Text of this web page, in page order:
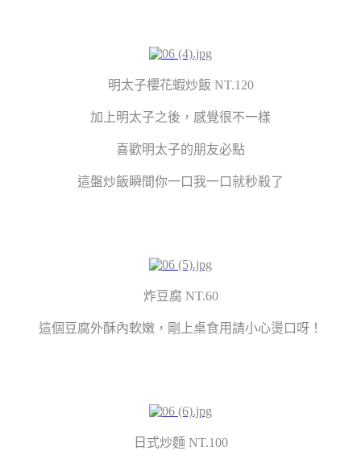
明太子櫻花蝦炒飯 NT.120
加上明太子之後，感覺很不一樣
喜歡明太子的朋友必點
這盤炒飯瞬間你一口我一口就秒殺了
炸豆腐 NT.60
這個豆腐外酥內軟嫩，剛上桌食用請小心燙口呀！
日式炒麵 NT.100